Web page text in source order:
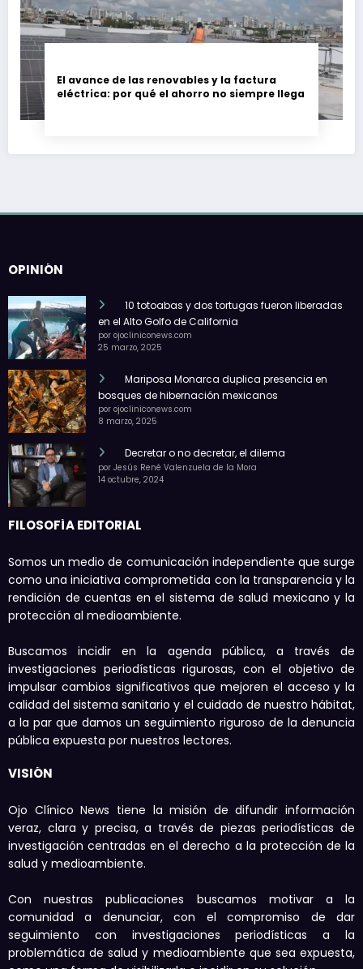
El avance de las renovables y la factura
eléctrica: por qué el ahorro no siempre llega
OPINIÓN
10 totoabas y dos tortugas fueron liberadas
en el Alto Golfo de California
por ojocliniconews.com
25 marzo, 2025
Mariposa Monarca duplica presencia en
bosques de hibernación mexicanos
por ojocliniconews.com
8 marzo, 2025
Decretar o no decretar, el dilema
por Jesús René Valenzuela de la Mora
14 octubre, 2024
FILOSOFÍA EDITORIAL
Somos un medio de comunicación independiente que surge
como una iniciativa comprometida con la transparencia y la
rendición de cuentas en el sistema de salud mexicano y la
protección al medioambiente.
Buscamos incidir en la agenda pública, a través de
investigaciones periodísticas rigurosas, con el objetivo de
impulsar cambios significativos que mejoren el acceso y la
calidad del sistema sanitario y el cuidado de nuestro hábitat,
a la par que damos un seguimiento riguroso de la denuncia
pública expuesta por nuestros lectores.
VISIÓN
Ojo Clínico News tiene la misión de difundir información
veraz, clara y precisa, a través de piezas periodísticas de
investigación centradas en el derecho a la protección de la
salud y medioambiente.
Con nuestras publicaciones buscamos motivar a la
comunidad a denunciar, con el compromiso de dar
seguimiento con investigaciones periodísticas a la
problemática de salud y medioambiente que sea expuesta,